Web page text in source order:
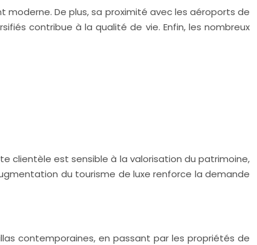
moderne. De plus, sa proximité avec les aéroports de
contribue à la qualité de vie. Enfin, les nombreux
clientèle est sensible à la valorisation du patrimoine,
du tourisme de luxe renforce la demande
contemporaines, en passant par les propriétés de